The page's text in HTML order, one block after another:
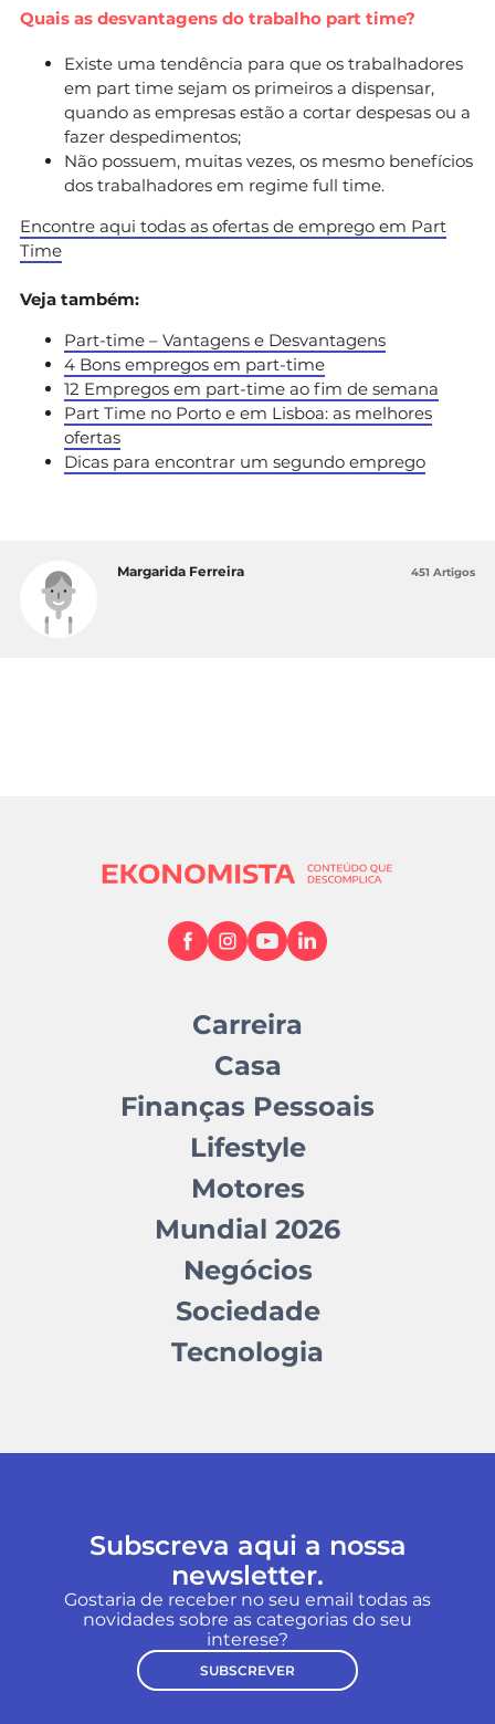
Quais as desvantagens do trabalho part time?
Existe uma tendência para que os trabalhadores
em part time sejam os primeiros a dispensar,
quando as empresas estão a cortar despesas ou a
fazer despedimentos;
Não possuem, muitas vezes, os mesmo benefícios
dos trabalhadores em regime full time.
Encontre aqui todas as ofertas de emprego em Part
Time
Veja também:
Part-time – Vantagens e Desvantagens
4 Bons empregos em part-time
12 Empregos em part-time ao fim de semana
Part Time no Porto e em Lisboa: as melhores
ofertas
Dicas para encontrar um segundo emprego
Margarida Ferreira 451 Artigos
Carreira
Casa
Finanças Pessoais
Lifestyle
Motores
Mundial 2026
Negócios
Sociedade
Tecnologia
Subscreva aqui a nossa
newsletter.
Gostaria de receber no seu email todas as
novidades sobre as categorias do seu
interese?
SUBSCREVER